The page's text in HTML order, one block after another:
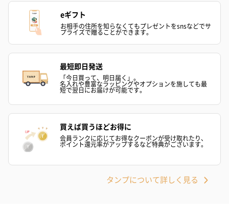
ハンドクリーム3本セッ
ト【ありがとう】
（1,100円）
シャワージェル＆ハン
ドクリーム（ピンクグ
レープフルーツ）
（2,145円）
ドクリーム（
ッシュローズ
リラックスグッズ
リラックスグッズを同梱してお届けします。
eギフト
お相手の住所を知らなくてもプレゼントをsnsなどでサ
プライズで贈ることができます。
最短即日発送
「今日買って、明日届く」。
名入れや豊富なラッピングやオプションを施しても最
短で翌日にお届けが可能です。
買えば買うほどお得に
会員ランクに応じてお得なクーポンが受け取れたり、
ポイント還元率がアップするなど特典がございます。
タンプについて詳しく見る